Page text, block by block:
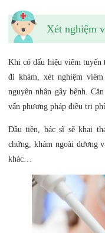
Xét nghiệm
Khi có dấu hiệu viêm tuyến
đi khám, xét nghiệm
nguyên nhân gây bệnh.
vấn phương pháp điều trị
Đầu tiền, bác sĩ sẽ khai
chứng, khám ngoài dương
khác…